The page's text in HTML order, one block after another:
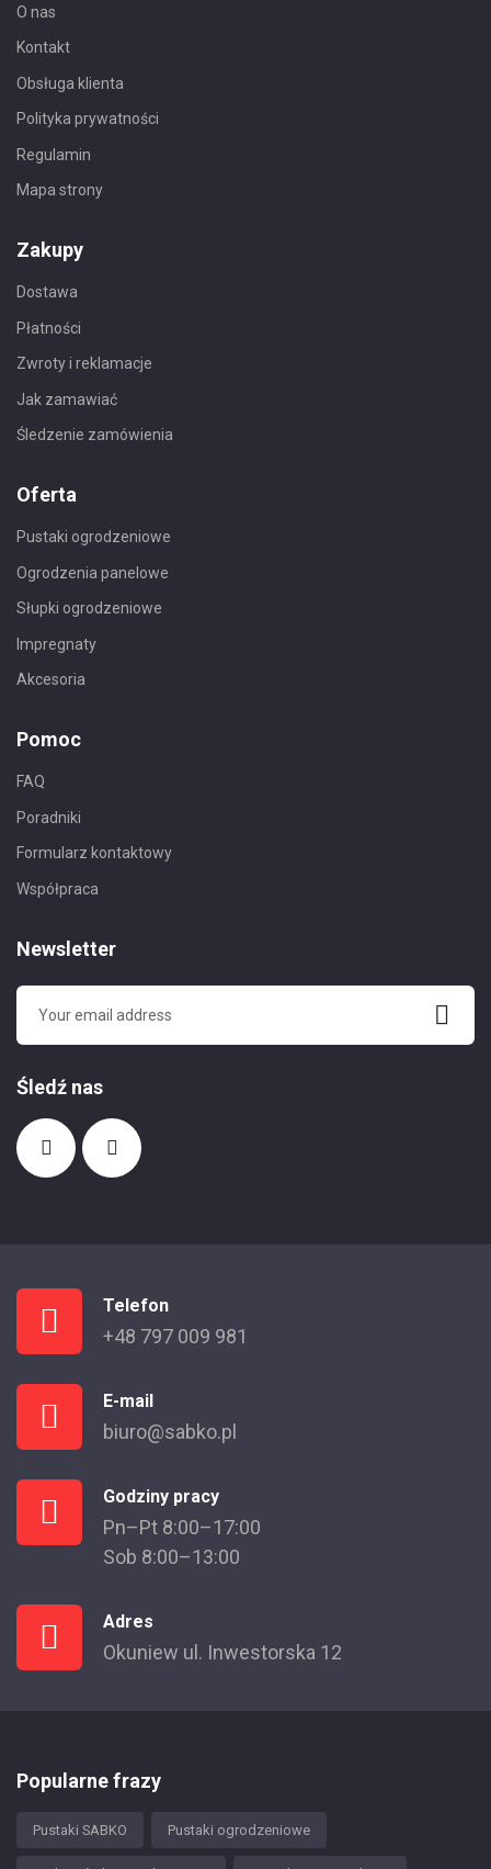
O nas
Kontakt
Obsługa klienta
Polityka prywatności
Regulamin
Mapa strony
Zakupy
Dostawa
Płatności
Zwroty i reklamacje
Jak zamawiać
Śledzenie zamówienia
Oferta
Pustaki ogrodzeniowe
Ogrodzenia panelowe
Słupki ogrodzeniowe
Impregnaty
Akcesoria
Pomoc
FAQ
Poradniki
Formularz kontaktowy
Współpraca
Newsletter
Śledź nas
Telefon
+48 797 009 981
E-mail
biuro@sabko.pl
Godziny pracy
Pn–Pt 8:00–17:00
Sob 8:00–13:00
Adres
Okuniew ul. Inwestorska 12
Popularne frazy
Pustaki SABKO Pustaki ogrodzeniowe